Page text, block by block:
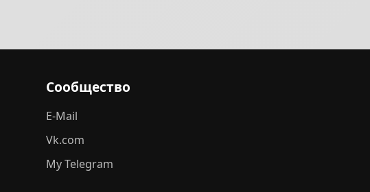
Сообщество
E-Mail
Vk.com
My Telegram